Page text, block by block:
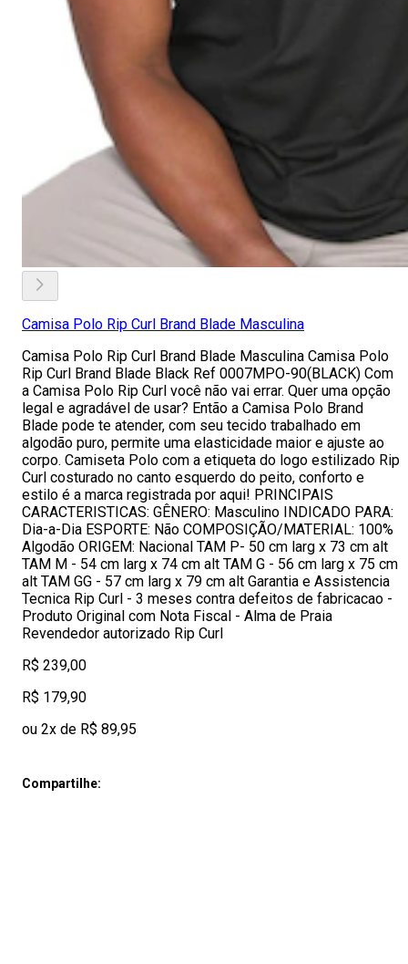
Camisa Polo Rip Curl Brand Blade Masculina
Camisa Polo Rip Curl Brand Blade Masculina Camisa Polo
Rip Curl Brand Blade Black Ref 0007MPO-90(BLACK) Com
a Camisa Polo Rip Curl você não vai errar. Quer uma opção
legal e agradável de usar? Então a Camisa Polo Brand
Blade pode te atender, com seu tecido trabalhado em
algodão puro, permite uma elasticidade maior e ajuste ao
corpo. Camiseta Polo com a etiqueta do logo estilizado Rip
Curl costurado no canto esquerdo do peito, conforto e
estilo é a marca registrada por aqui! PRINCIPAIS
CARACTERISTICAS: GÊNERO: Masculino INDICADO PARA:
Dia-a-Dia ESPORTE: Não COMPOSIÇÃO/MATERIAL: 100%
Algodão ORIGEM: Nacional TAM P- 50 cm larg x 73 cm alt
TAM M - 54 cm larg x 74 cm alt TAM G - 56 cm larg x 75 cm
alt TAM GG - 57 cm larg x 79 cm alt Garantia e Assistencia
Tecnica Rip Curl - 3 meses contra defeitos de fabricacao -
Produto Original com Nota Fiscal - Alma de Praia
Revendedor autorizado Rip Curl
R$ 239,00
R$ 179,90
ou 2x de R$ 89,95
Compartilhe: